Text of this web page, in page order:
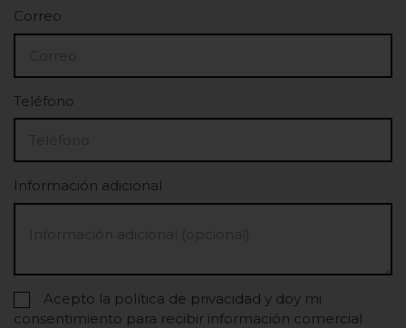
Correo
Teléfono
Información adicional
Acepto la política de privacidad y doy mi
consentimiento para recibir información comercial